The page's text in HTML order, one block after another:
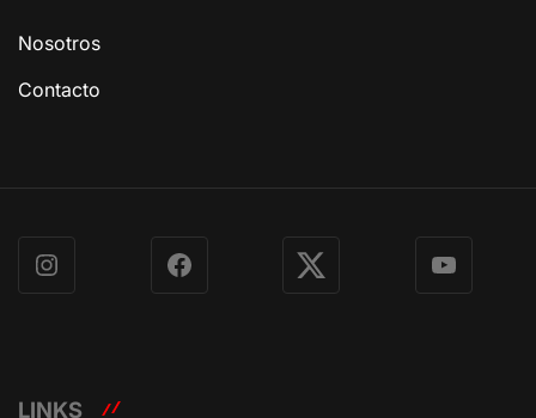
Nosotros
Contacto
Instagram Facebook X YouTube
LINKS